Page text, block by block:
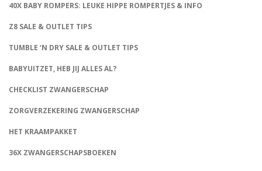
40X BABY ROMPERS: LEUKE HIPPE ROMPERTJES & INFO
Z8 SALE & OUTLET TIPS
TUMBLE ‘N DRY SALE & OUTLET TIPS
BABYUITZET, HEB JIJ ALLES AL?
CHECKLIST ZWANGERSCHAP
ZORGVERZEKERING ZWANGERSCHAP
HET KRAAMPAKKET
36X ZWANGERSCHAPSBOEKEN